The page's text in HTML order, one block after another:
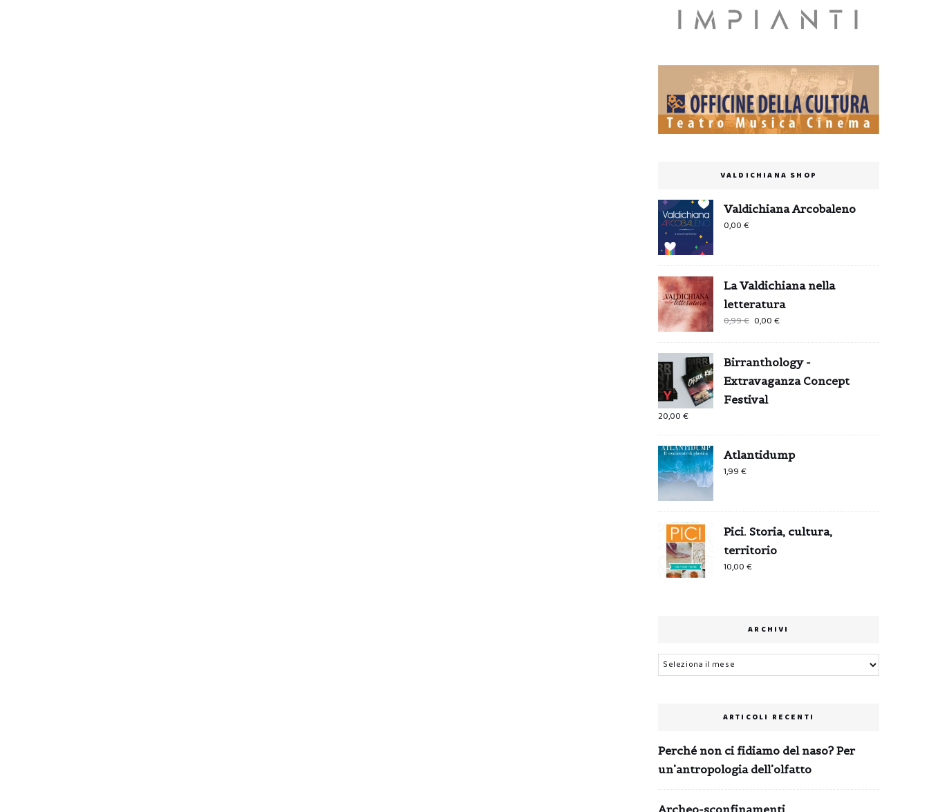
VALDICHIANA SHOP
Valdichiana Arcobaleno
0,00€
La Valdichiana nella
letteratura
0,99€
era:
0,99 €.
0,00€
è:
0,00 €.
Birranthology -
Extravaganza Concept
Festival
20,00€
Atlantidump
1,99€
Pici. Storia, cultura,
territorio
10,00€
ARCHIVI
Archivi
ARTICOLI RECENTI
Perché non ci fidiamo del naso? Per
un’antropologia dell’olfatto
Archeo-sconfinamenti